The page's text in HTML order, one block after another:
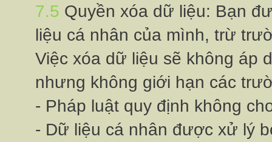
7.5 Quyền xóa dữ liệu: Bạn
liệu cá nhân của mình, trừ
Việc xóa dữ liệu sẽ không áp
nhưng không giới hạn các
- Pháp luật quy định không
- Dữ liệu cá nhân được xử lý